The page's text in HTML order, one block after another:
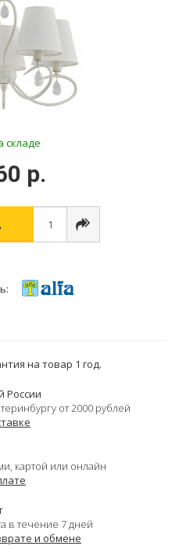
складе
р.
на товар 1 год.
России
от 2000 рублей
картой или онлайн
в течение 7 дней
и обмене